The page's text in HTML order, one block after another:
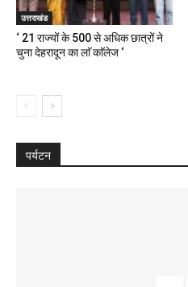
उत्तराखंड
‘ 21 राज्यों के 500 से अधिक छात्रों ने
चुना देहरादून का लाॅ काॅलेज ‘
पर्यटन